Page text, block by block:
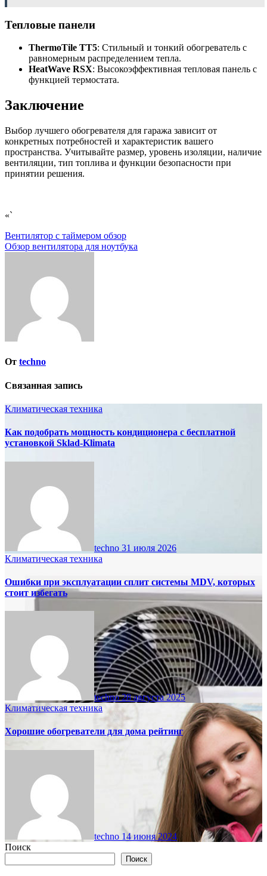
Тепловые панели
ThermoTile TT5: Стильный и тонкий обогреватель с
равномерным распределением тепла.
HeatWave RSX: Высокоэффективная тепловая панель с
функцией термостата.
Заключение
Выбор лучшего обогревателя для гаража зависит от
конкретных потребностей и характеристик вашего
пространства. Учитывайте размер, уровень изоляции, наличие
вентиляции, тип топлива и функции безопасности при
принятии решения.
«`
Навигация
по
Вентилятор с таймером обзор
Обзор вентилятора для ноутбука
От techno
Связанная запись
Климатическая техника
Как подобрать мощность кондиционера с бесплатной
установкой Sklad-Klimata
techno 31 июля 2026
Климатическая техника
Ошибки при эксплуатации сплит системы MDV, которых
стоит избегать
techno28 августа 2025
Климатическая техника
Хорошие обогреватели для дома рейтинг
techno 14 июня 2024
Поиск
Поиск